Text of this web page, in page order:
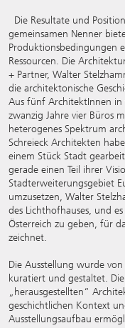
Die Resultate und
gemeinsamen Nenner
Produktionsbedingungen
Ressourcen. Die
+ Partner, Walter
die architektonische
Aus fünf ArchitektInnen
zwanzig Jahre vier Büros
heterogenes Spektrum
Schreieck Architekten
einem Stück Stadt
gerade einen Teil ihrer
Stadterweiterungsgebiet
umzusetzen, Walter
des Lichthofhauses, und
Österreich zu geben, für
zeichnet.
Die Ausstellung wurde
kuratiert und gestaltet.
„herausgestellten“
geschichtlichen Kontext
Ausstellungsaufbau